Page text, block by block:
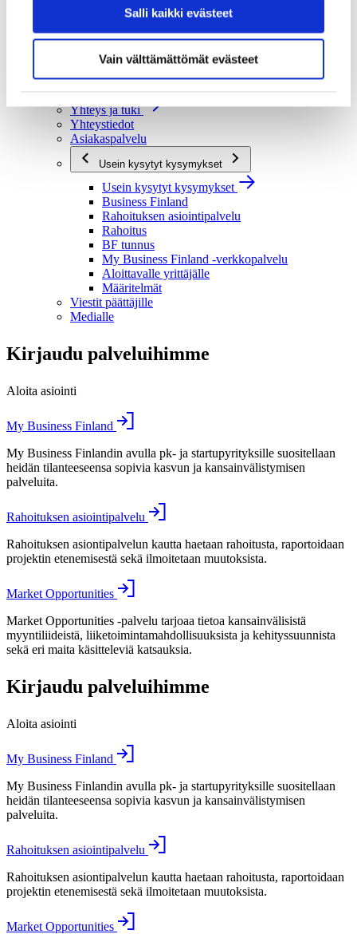
Salli kaikki evästeet
Vain välttämättömät evästeet
Ajankohtaista
Ajankohtaista
Tapahtumat
Yhteys ja tuki
Yhteystiedot
Asiakaspalvelu
Usein kysytyt kysymykset
Usein kysytyt kysymykset
Business Finland
Rahoituksen asiointipalvelu
Rahoitus
BF tunnus
My Business Finland -verkkopalvelu
Aloittavalle yrittäjälle
Määritelmät
Viestit päättäjille
Medialle
Kirjaudu palveluihimme
Aloita asiointi
My Business Finland
My Business Finlandin avulla pk- ja startupyrityksille suositellaan
heidän tilanteeseensa sopivia kasvun ja kansainvälistymisen
palveluita.
Rahoituksen asiointipalvelu
Rahoituksen asiontipalvelun kautta haetaan rahoitusta, raportoidaan
projektin etenemisestä sekä ilmoitetaan muutoksista.
Market Opportunities
Market Opportunities -palvelu tarjoaa tietoa kansainvälisistä
myyntiliideistä, liiketoimintamahdollisuuksista ja kehityssuunnista
sekä eri maita käsitteleviä katsauksia.
Kirjaudu palveluihimme
Aloita asiointi
My Business Finland
My Business Finlandin avulla pk- ja startupyrityksille suositellaan
heidän tilanteeseensa sopivia kasvun ja kansainvälistymisen
palveluita.
Rahoituksen asiointipalvelu
Rahoituksen asiontipalvelun kautta haetaan rahoitusta, raportoidaan
projektin etenemisestä sekä ilmoitetaan muutoksista.
Market Opportunities